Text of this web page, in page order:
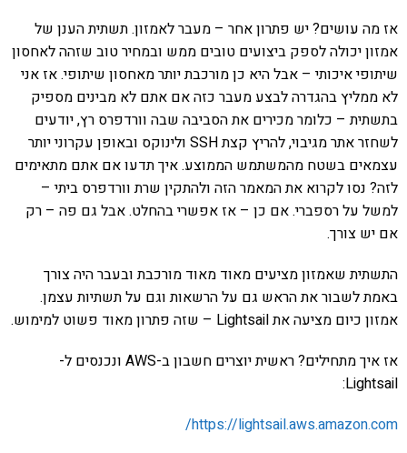
אז מה עושים? יש פתרון אחר – מעבר לאמזון. תשתית הענן של
אמזון יכולה לספק ביצועים טובים ממש ובמחיר טוב שזהה לאחסון
שיתופי איכותי – אבל היא כן מורכבת יותר מאחסון שיתופי. אז אני
לא ממליץ בהגדרה לבצע מעבר כזה אם אתם לא מבינים מספיק
בתשתית – כלומר מכירים את הסביבה שבה וורדפרס רץ, יודעים
לשחזר אתר מגיבוי, להריץ קצת SSH ולינוקס ובאופן עקרוני יותר
עצמאים בשטח מהמשתמש הממוצע. איך תדעו אם אתם מתאימים
לזה? נסו לקרוא את המאמר הזה ולהתקין שרת וורדפרס ביתי –
למשל על רספברי. אם כן – אז אפשרי בהחלט. אבל גם פה – רק
אם יש צורך.
התשתית שאמזון מציעים מאוד מאוד מורכבת ובעבר היה צורך
באמת לשבור את הראש גם על הרשאות וגם על תשתיות עצמן.
אמזון כיום מציעה את Lightsail – שזה פתרון מאוד פשוט למימוש.
אז איך מתחילים? ראשית יוצרים חשבון ב-AWS ונכנסים ל-
Lightsail:
https://lightsail.aws.amazon.com/